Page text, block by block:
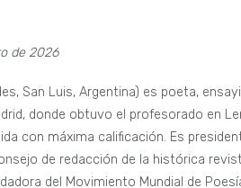
de 2026
San Luis, Argentina) es poeta,
donde obtuvo el profesorado en
con máxima calificación. Es
de redacción de la histórica
del Movimiento Mundial de